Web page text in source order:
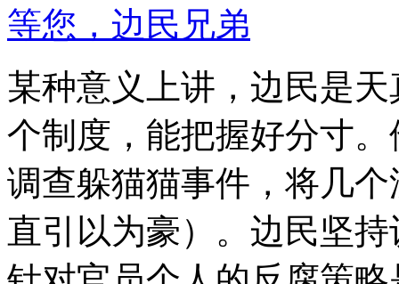
等您，边民兄弟
某种意义上讲，边民是
个制度，能把握好分寸
调查躲猫猫事件，将几
直引以为豪）。边民坚